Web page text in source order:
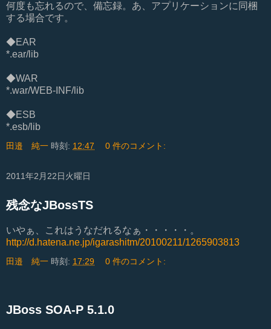
何度も忘れるので、備忘録。あ、アプリケーションに同梱
する場合です。
◆EAR
*.ear/lib
◆WAR
*.war/WEB-INF/lib
◆ESB
*.esb/lib
田邉 純一 時刻: 12:47 0 件のコメント:
2011年2月22日火曜日
残念なJBossTS
いやぁ、これはうなだれるなぁ・・・・・。
http://d.hatena.ne.jp/igarashitm/20100211/1265903813
田邉 純一 時刻: 17:29 0 件のコメント:
JBoss SOA-P 5.1.0